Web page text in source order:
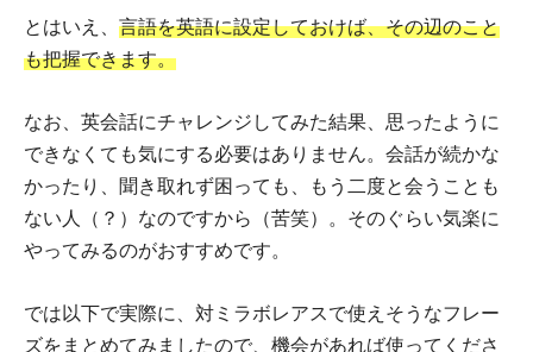
とはいえ、 言語を英語に設定しておけば、その辺のこと
も把握できます。
なお、英会話にチャレンジしてみた結果、思ったように
できなくても気にする必要はありません。会話が続かな
かったり、聞き取れず困っても、もう二度と会うことも
ない人（？）なのですから（苦笑）。そのぐらい気楽に
やってみるのがおすすめです。
では以下で実際に、対ミラボレアスで使えそうなフレー
ズをまとめてみましたので、機会があれば使ってくださ